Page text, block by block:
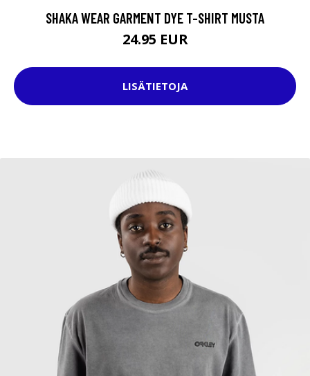
SHAKA WEAR GARMENT DYE T-SHIRT MUSTA
24.95 EUR
LISÄTIETOJA